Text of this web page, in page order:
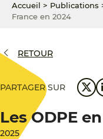
Accueil > Publications
France en 2024
RETOUR
PARTAGER SUR
Les ODPE
2025